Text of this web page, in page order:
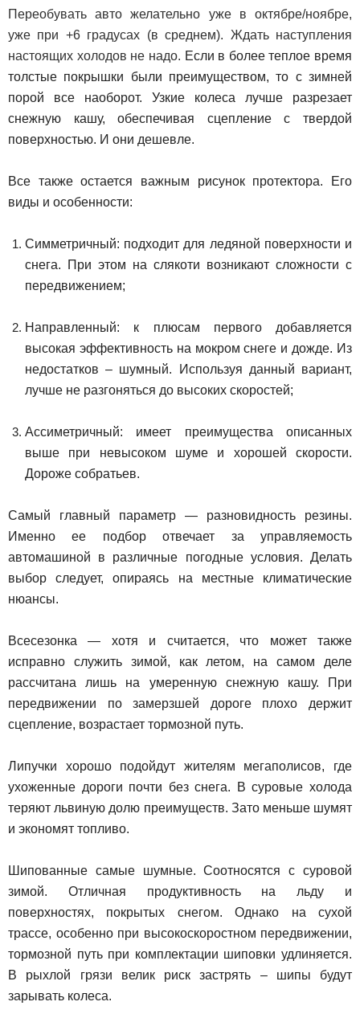
Переобувать авто желательно уже в октябре/ноябре,
уже при +6 градусах (в среднем). Ждать наступления
настоящих холодов не надо. Если в более теплое время
толстые покрышки были преимуществом, то с зимней
порой все наоборот. Узкие колеса лучше разрезает
снежную кашу, обеспечивая сцепление с твердой
поверхностью. И они дешевле.
Все также остается важным рисунок протектора. Его
виды и особенности:
Симметричный: подходит для ледяной поверхности и
снега. При этом на слякоти возникают сложности с
передвижением;
Направленный: к плюсам первого добавляется
высокая эффективность на мокром снеге и дожде. Из
недостатков – шумный. Используя данный вариант,
лучше не разгоняться до высоких скоростей;
Ассиметричный: имеет преимущества описанных
выше при невысоком шуме и хорошей скорости.
Дороже собратьев.
Самый главный параметр — разновидность резины.
Именно ее подбор отвечает за управляемость
автомашиной в различные погодные условия. Делать
выбор следует, опираясь на местные климатические
нюансы.
Всесезонка — хотя и считается, что может также
исправно служить зимой, как летом, на самом деле
рассчитана лишь на умеренную снежную кашу. При
передвижении по замерзшей дороге плохо держит
сцепление, возрастает тормозной путь.
Липучки хорошо подойдут жителям мегаполисов, где
ухоженные дороги почти без снега. В суровые холода
теряют львиную долю преимуществ. Зато меньше шумят
и экономят топливо.
Шипованные самые шумные. Соотносятся с суровой
зимой. Отличная продуктивность на льду и
поверхностях, покрытых снегом. Однако на сухой
трассе, особенно при высокоскоростном передвижении,
тормозной путь при комплектации шиповки удлиняется.
В рыхлой грязи велик риск застрять – шипы будут
зарывать колеса.